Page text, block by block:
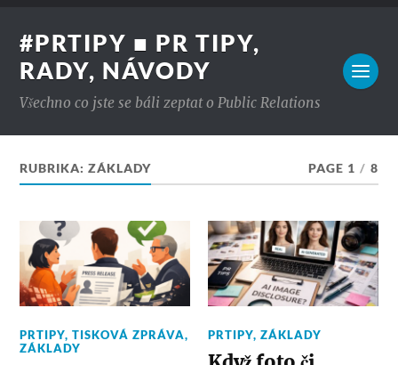
#PRTIPY ■ PR TIPY,
RADY, NÁVODY
Všechno co jste se báli zeptat o Public Relations
RUBRIKA:ZÁKLADY PAGE 1 / 8
PRTIPY,TISKOVÁ ZPRÁVA,
ZÁKLADY
PRTIPY,ZÁKLADY